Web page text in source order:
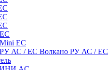
EC
Волкано РУ АС / ЕС